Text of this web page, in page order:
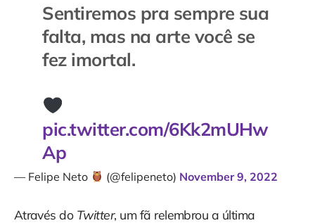
Sentiremos pra sempre sua
falta, mas na arte você se
fez imortal.
pic.twitter.com/6Kk2mUHw
Ap
— Felipe Neto (@felipeneto) November 9, 2022
Através do Twitter, um fã relembrou a última